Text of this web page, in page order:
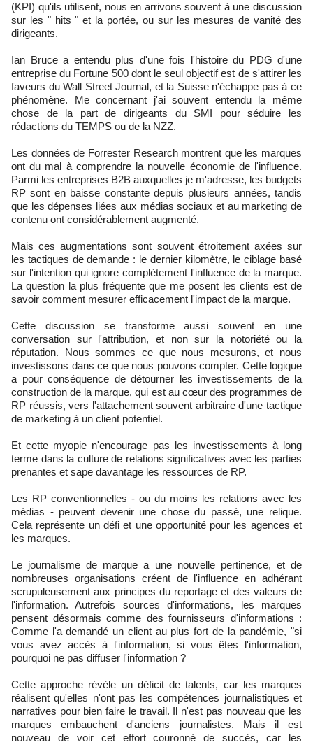
(KPI) qu'ils utilisent, nous en arrivons souvent à une discussion
sur les " hits " et la portée, ou sur les mesures de vanité des
dirigeants.
Ian Bruce a entendu plus d'une fois l'histoire du PDG d'une
entreprise du Fortune 500 dont le seul objectif est de s'attirer les
faveurs du Wall Street Journal, et la Suisse n'échappe pas à ce
phénomène. Me concernant j'ai souvent entendu la même
chose de la part de dirigeants du SMI pour séduire les
rédactions du TEMPS ou de la NZZ.
Les données de Forrester Research montrent que les marques
ont du mal à comprendre la nouvelle économie de l'influence.
Parmi les entreprises B2B auxquelles je m'adresse, les budgets
RP sont en baisse constante depuis plusieurs années, tandis
que les dépenses liées aux médias sociaux et au marketing de
contenu ont considérablement augmenté.
Mais ces augmentations sont souvent étroitement axées sur
les tactiques de demande : le dernier kilomètre, le ciblage basé
sur l'intention qui ignore complètement l'influence de la marque.
La question la plus fréquente que me posent les clients est de
savoir comment mesurer efficacement l'impact de la marque.
Cette discussion se transforme aussi souvent en une
conversation sur l'attribution, et non sur la notoriété ou la
réputation. Nous sommes ce que nous mesurons, et nous
investissons dans ce que nous pouvons compter. Cette logique
a pour conséquence de détourner les investissements de la
construction de la marque, qui est au cœur des programmes de
RP réussis, vers l'attachement souvent arbitraire d'une tactique
de marketing à un client potentiel.
Et cette myopie n'encourage pas les investissements à long
terme dans la culture de relations significatives avec les parties
prenantes et sape davantage les ressources de RP.
Les RP conventionnelles - ou du moins les relations avec les
médias - peuvent devenir une chose du passé, une relique.
Cela représente un défi et une opportunité pour les agences et
les marques.
Le journalisme de marque a une nouvelle pertinence, et de
nombreuses organisations créent de l'influence en adhérant
scrupuleusement aux principes du reportage et des valeurs de
l'information. Autrefois sources d'informations, les marques
pensent désormais comme des fournisseurs d'informations :
Comme l'a demandé un client au plus fort de la pandémie, "si
vous avez accès à l'information, si vous êtes l'information,
pourquoi ne pas diffuser l'information ?
Cette approche révèle un déficit de talents, car les marques
réalisent qu'elles n'ont pas les compétences journalistiques et
narratives pour bien faire le travail. Il n'est pas nouveau que les
marques embauchent d'anciens journalistes. Mais il est
nouveau de voir cet effort couronné de succès, car les